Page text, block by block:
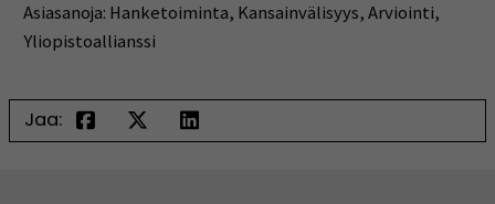
Asiasanoja: Hanketoiminta, Kansainvälisyys, Arviointi,
Yliopistoallianssi
Jaa: